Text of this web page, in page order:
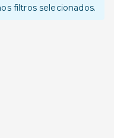
filtros selecionados.